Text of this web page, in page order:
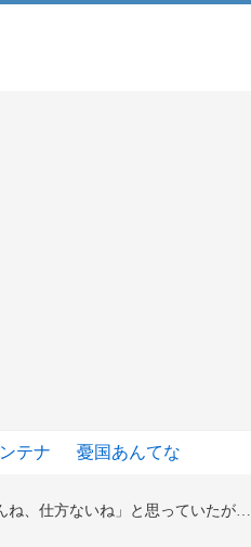
テナ 憂国あんてな
ね、仕方ないね」と思っていたが